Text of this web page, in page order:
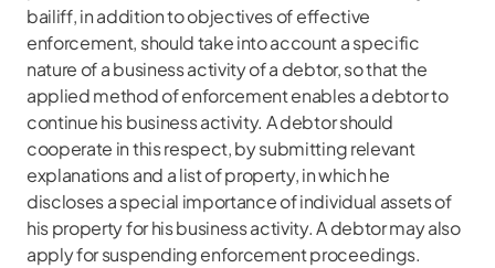
bailiff, in addition to objectives of effective
enforcement, should take into account a specific
nature of a business activity of a debtor, so that the
applied method of enforcement enables a debtor to
continue his business activity. A debtor should
cooperate in this respect, by submitting relevant
explanations and a list of property, in which he
discloses a special importance of individual assets of
his property for his business activity. A debtor may also
apply for suspending enforcement proceedings.